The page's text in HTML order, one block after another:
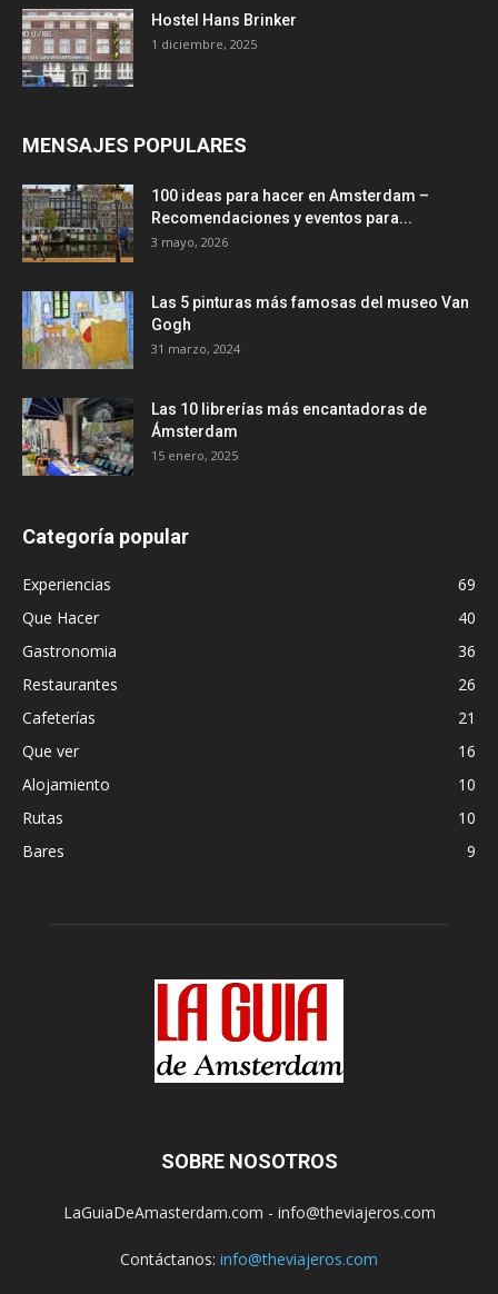
Hostel Hans Brinker
1 diciembre, 2025
MENSAJES POPULARES
100 ideas para hacer en Amsterdam –
Recomendaciones y eventos para...
3 mayo, 2026
Las 5 pinturas más famosas del museo Van
Gogh
31 marzo, 2024
Las 10 librerías más encantadoras de
Ámsterdam
15 enero, 2025
Categoría popular
Experiencias
69
Que Hacer
40
Gastronomia
36
Restaurantes
26
Cafeterías
21
Que ver
16
Alojamiento
10
Rutas
10
Bares
9
SOBRE NOSOTROS
LaGuiaDeAmasterdam.com - info@theviajeros.com
Contáctanos: info@theviajeros.com